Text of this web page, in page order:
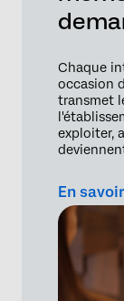
Chaque
occasion
transmet
exploiter,
En